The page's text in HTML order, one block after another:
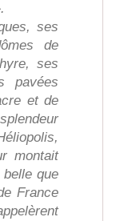
ses
de
ses
pavées
et de
montait
que
France